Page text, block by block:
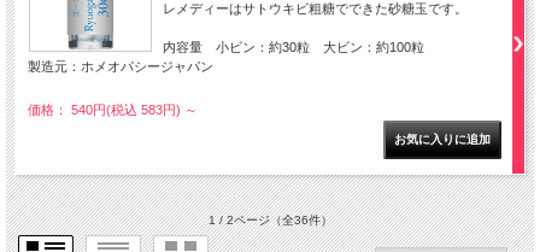
レメディーはサトウキビ粗糖でできた砂糖玉です。
内容量 小ビン：約30粒 大ビン：約100粒
製造元：ホメオパシージャパン
価格： 540円(税込 583円) ～
1 / 2ページ（全36件）